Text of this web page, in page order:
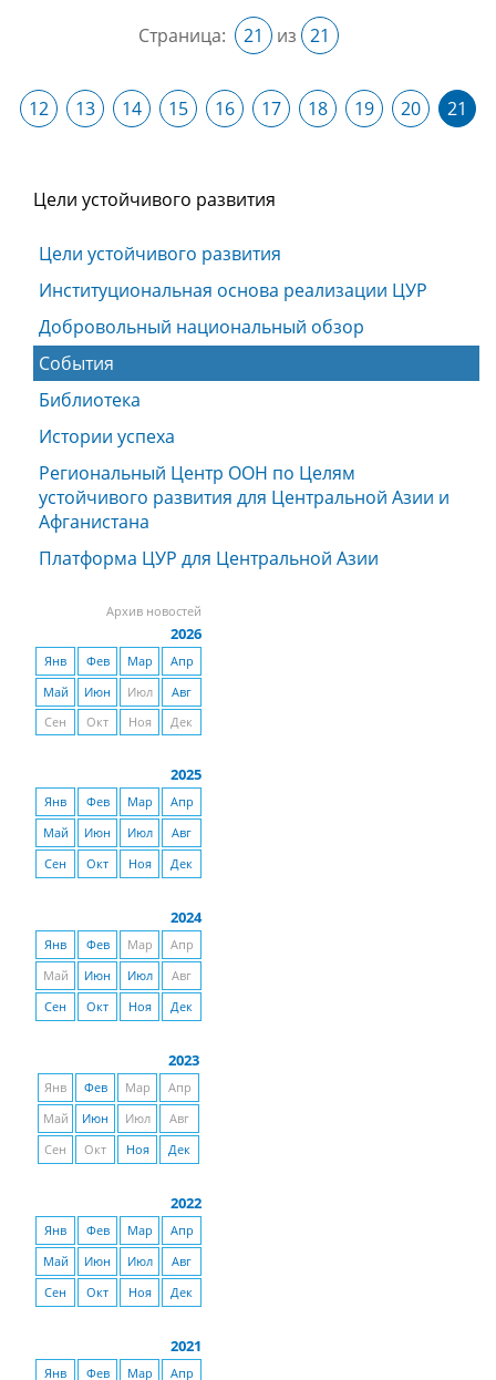
Страница: 21 из 21
12 13 14 15 16 17 18 19 20 21
Цели устойчивого развития
Цели устойчивого развития
Институциональная основа реализации ЦУР
Добровольный национальный обзор
События
Библиотека
Истории успеха
Региональный Центр ООН по Целям
устойчивого развития для Центральной Азии и
Афганистана
Платформа ЦУР для Центральной Азии
Архив новостей
2026
Янв Фев Мар
Апр
Май
Июн Июл
Авг
Сен
Окт Ноя Дек
2025
Янв Фев Мар
Апр
Май
Июн Июл
Авг
Сен
Окт Ноя Дек
2024
Янв Фев Мар
Апр
Май
Июн Июл
Авг
Сен
Окт Ноя Дек
2023
Янв Фев Мар
Апр
Май
Июн Июл
Авг
Сен
Окт Ноя Дек
2022
Янв Фев Мар
Апр
Май
Июн Июл
Авг
Сен
Окт Ноя Дек
2021
Янв Фев Мар Апр